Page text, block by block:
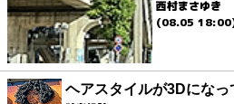
西村まさゆき
(08.05
ヘアスタイルが3Dにな